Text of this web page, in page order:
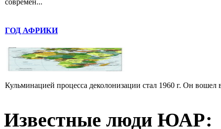
современ...
ГОД АФРИКИ
Кульминацией процесса деколонизации стал 1960 г. Он
Известные люди ЮАР: